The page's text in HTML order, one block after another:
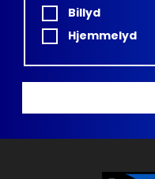
Billyd
Hjemmelyd